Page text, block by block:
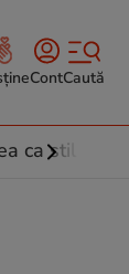
ContCaută
ca stil de